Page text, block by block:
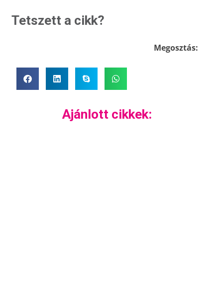
Tetszett a cikk?
Megosztás:
Ajánlott cikkek: